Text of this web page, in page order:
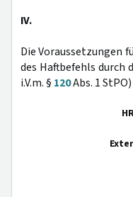
IV.
Die Voraussetzungen
des Haftbefehls durch
i.V.m. § 120Abs. 1